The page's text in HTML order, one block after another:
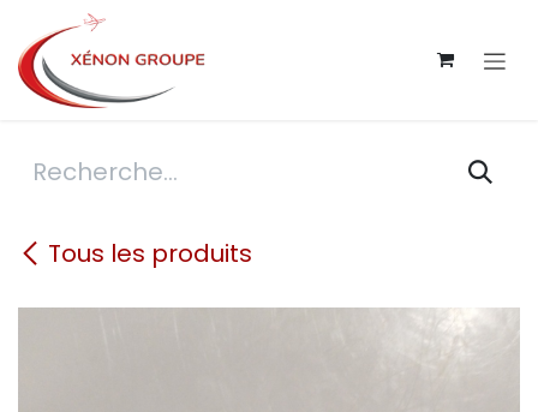
Se rendre au contenu
Tous les produits